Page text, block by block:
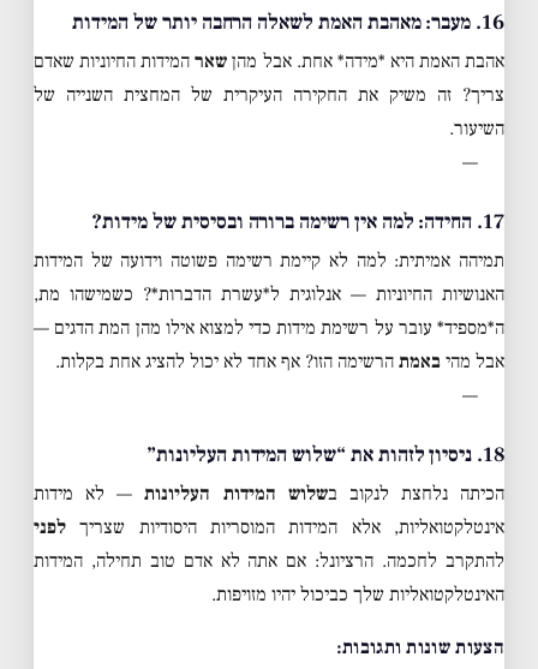
16. מעבר: מאהבת האמת לשאלה הרחבה יותר של המידות
אהבת האמת היא *מידה* אחת. אבל מהן שארהמידות החיוניות שאדם
צריך? זה משיק את החקירה העיקרית של המחצית השנייה של
השיעור.
—
17. החידה: למה אין רשימה ברורה ובסיסית של מידות?
תמיהה אמיתית: למה לא קיימת רשימה פשוטה וידועה של המידות
האנושיות החיוניות — אנלוגית ל*עשרת הדברות*? כשמישהו מת,
ה*מספיד* עובר על רשימת מידות כדי למצוא אילו מהן המת הדגים —
אבל מהי באמת הרשימה הזו? אף אחד לא יכול להציג אחת בקלות.
—
18. ניסיון לזהות את “שלוש המידות העליונות”
הכיתה נלחצת לנקוב בשלוש המידות העליונות— לא מידות
אינטלקטואליות, אלא המידות המוסריות היסודיות שצריך לפני
להתקרב לחכמה. הרציונל: אם אתה לא אדם טוב תחילה, המידות
האינטלקטואליות שלך כביכול יהיו מזויפות.
הצעות שונות ותגובות: